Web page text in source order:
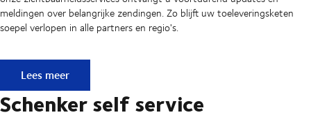
meldingen over belangrijke zendingen. Zo blijft uw toeleveringsketen
soepel verlopen in alle partners en regio's.
API & EDI - naadloze datauitwisseling tussen uw systemen
Lees meer
Schenker self service